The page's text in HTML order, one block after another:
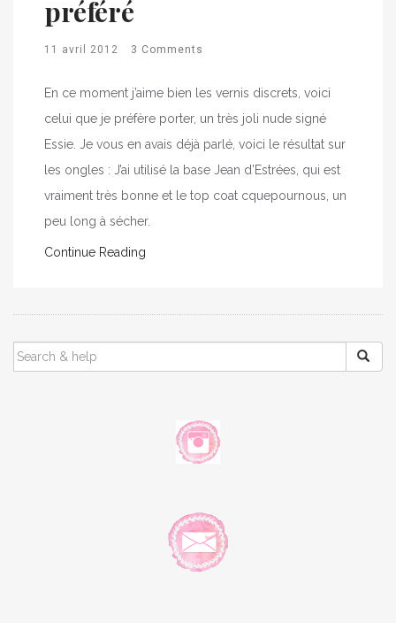
préféré
11 avril 2012 3 Comments
En ce moment j’aime bien les vernis discrets, voici
celui que je préfère porter, un très joli nude signé
Essie. Je vous en avais déjà parlé, voici le résultat sur
les ongles : J’ai utilisé la base Jean d’Estrées, qui est
vraiment très bonne et le top coat cquepournous, un
peu long à sécher.
Continue Reading
SEARCH
FOR: